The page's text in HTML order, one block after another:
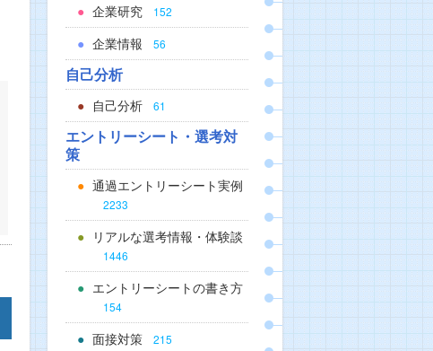
企業研究 152
企業情報 56
自己分析
自己分析 61
エントリーシート・選考対
策
通過エントリーシート実例
2233
リアルな選考情報・体験談
1446
エントリーシートの書き方
154
面接対策 215